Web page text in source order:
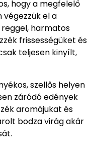
hogy a megfelelő
el a
harmatos
frissességüket és
teljesen kinyílt,
szellős helyen
záródó edények
aromájukat és
bodza virág akár